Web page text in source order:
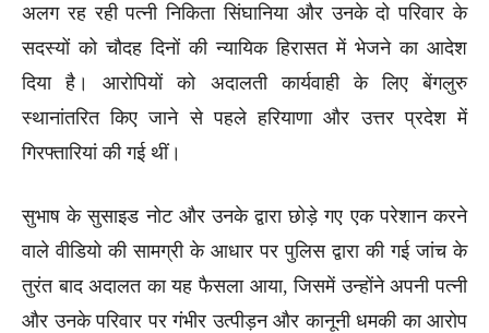
अलग रह रही पत्नी निकिता सिंघानिया और उनके दो परिवार के
सदस्यों को चौदह दिनों की न्यायिक हिरासत में भेजने का आदेश
दिया है। आरोपियों को अदालती कार्यवाही के लिए बेंगलुरु
स्थानांतरित किए जाने से पहले हरियाणा और उत्तर प्रदेश में
गिरफ्तारियां की गई थीं।
सुभाष के सुसाइड नोट और उनके द्वारा छोड़े गए एक परेशान करने
वाले वीडियो की सामग्री के आधार पर पुलिस द्वारा की गई जांच के
तुरंत बाद अदालत का यह फैसला आया, जिसमें उन्होंने अपनी पत्नी
और उनके परिवार पर गंभीर उत्पीड़न और कानूनी धमकी का आरोप